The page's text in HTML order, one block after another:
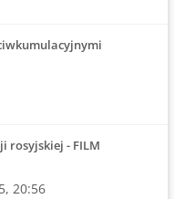
rosyjskiej - FILM
20:56